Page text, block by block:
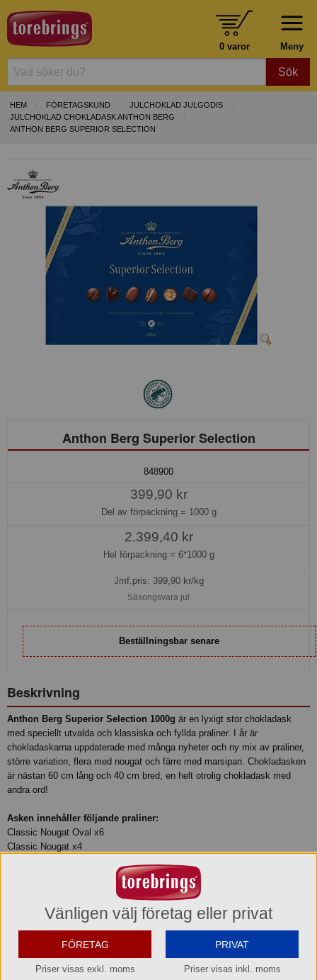
Meny
0 varor
Sök
HEM FÖRETAGSKUND
JULCHOKLAD JULGODIS
JULCHOKLAD CHOKLADASK ANTHON BERG
ANTHON BERG SUPERIOR SELECTION
Anthon Berg Superior Selection
848900
399,90 kr
Del av förpackning = 1000 g
2.399,40 kr
Hel förpackning = 6*1000 g
Jmf.pris: 399,90kr/kg
Säsongsvara jul
Beställningsbar senare
Beskrivning
Anthon Berg Superior Selection 1000g är en lyxigt stor chokladask
med speciellt utvalda och klassiska och fyllda praliner. I år är
chokladaskarna uppdaterade med många nyheter och ny mix av praliner,
större variation, flera med nougat och färre med marsipan. Chokladasken
är nästan 60 cm lång och 40 cm bred, en helt otrolig chokladask med
andra ord!
Asken innehåller följande praliner:
Classic Nougat Oval x6
Classic Nougat x4
Cointreau Chocolate Bottle x4
Dark Orange Truffle Square Elegance x5
Gianduja Nougat & Havsalt x6
Krokant med Hasselnöt x6
Madeira in Marzipan x5
Marzipan Mini x6
Vänligen välj företag eller privat
FÖRETAG
Priser visas exkl. moms
PRIVAT
Priser visas inkl. moms